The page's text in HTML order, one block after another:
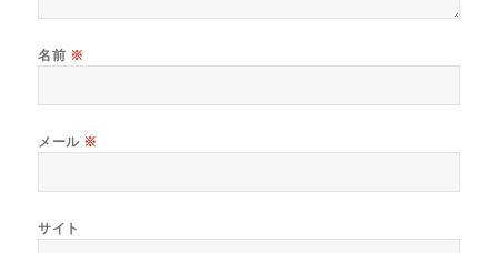
名前 ※
メール ※
サイト